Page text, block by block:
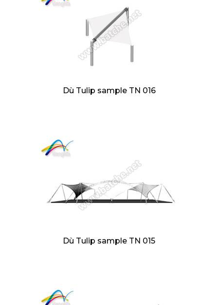
Dù Tulip sample TN 016
Dù Tulip sample TN 015